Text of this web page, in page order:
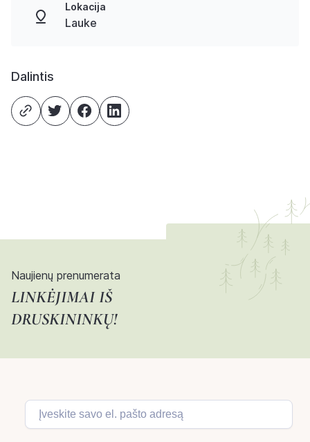
Lokacija
Lauke
Dalintis
Naujienų prenumerata
LINKĖJIMAI IŠ
DRUSKININKŲ!